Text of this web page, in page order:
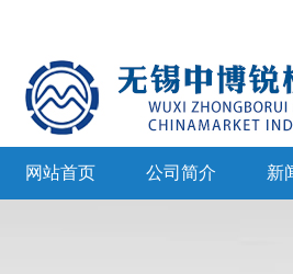
网站首页 公司简介 新